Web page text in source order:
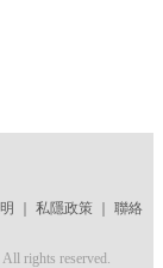
私隱政策｜ 聯絡
rights reserved.